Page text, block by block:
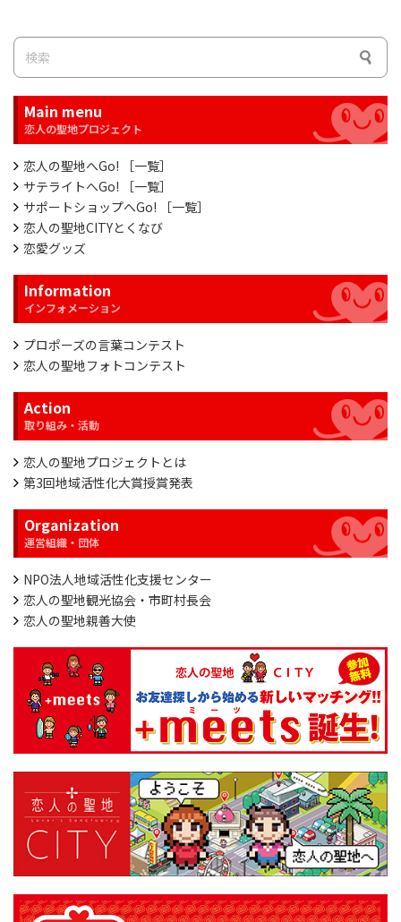
Main menu
恋人の聖地へGo! ［一覧］
サテライトへGo! ［一覧］
サポートショップへGo! ［一覧］
恋人の聖地CITYとくなび
恋愛グッズ
Information
プロポーズの言葉コンテスト
恋人の聖地フォトコンテスト
Action
恋人の聖地プロジェクトとは
第3回地域活性化大賞授賞発表
Organization
NPO法人地域活性化支援センター
恋人の聖地観光協会・市町村長会
恋人の聖地親善大使